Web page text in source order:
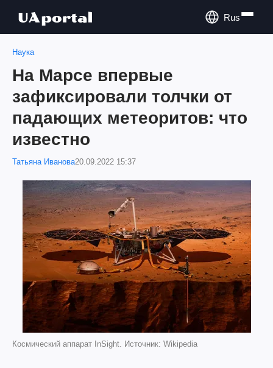
Rus
Наука
На Марсе впервые
зафиксировали толчки от
падающих метеоритов: что
известно
Татьяна Иванова20.09.2022 15:37
Космический аппарат InSight. Источник: Wikipedia